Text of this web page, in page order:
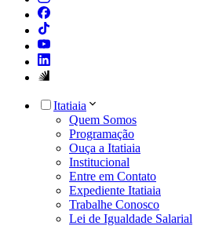
Itatiaia
Quem Somos
Programação
Ouça a Itatiaia
Institucional
Entre em Contato
Expediente Itatiaia
Trabalhe Conosco
Lei de Igualdade Salarial